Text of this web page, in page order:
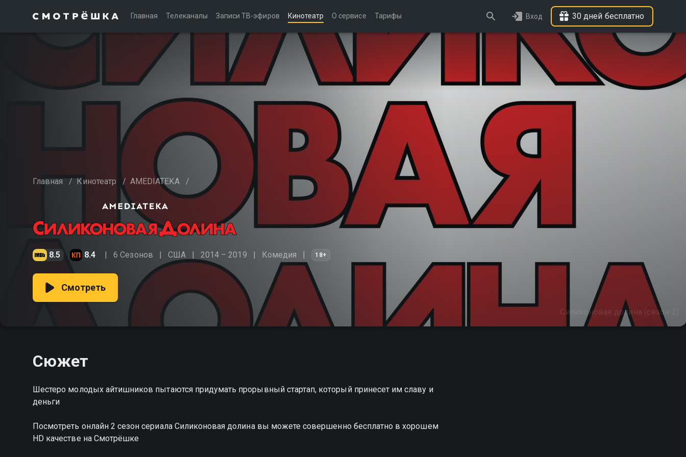
Главная Телеканалы Записи ТВ-эфиров Кинотеатр О сервисе Тарифы Вход 30 дней бесплатно
Главная / Кинотеатр / AMEDIATEKA /
8.5 8.4 6 Сезонов США 2014 – 2019 Комедия 18+
Силиконовая долина (сезон 2)
Смотреть
Сюжет
Шестеро молодых айтишников пытаются придумать прорывный стартап, который принесет им славу и
деньги
Посмотреть онлайн 2 сезон сериала Силиконовая долина вы можете совершенно бесплатно в хорошем
HD качестве на Смотрёшке